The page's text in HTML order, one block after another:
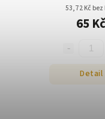
53,72 Kč bez
65 Kč
Detail